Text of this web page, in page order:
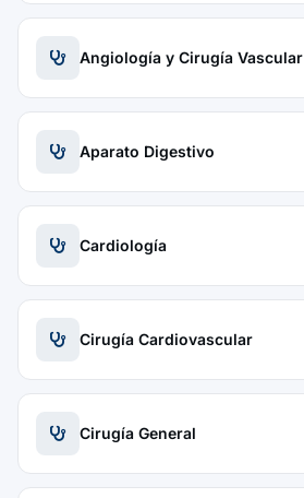
Angiología y Cirugía Vascular
Aparato Digestivo
Cardiología
Cirugía Cardiovascular
Cirugía General